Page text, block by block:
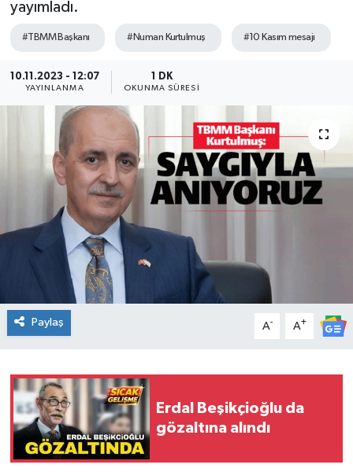
yayımladı.
#TBMM Başkanı #Numan Kurtulmuş #10 Kasım mesajı
10.11.2023 - 12:07
YAYINLANMA
1 DK
OKUNMA SÜRESI
Paylaş A- A+
Erdal Beşikçioğlu da
gözaltına alındı
İNSAN
KADIN
KULTUR-SANAT
MAGAZİN
MEDYA
OTOMOBİL
ÖZEL HABER
POLİTİKA
SAĞLIK
SPOR
Haber Arşivi